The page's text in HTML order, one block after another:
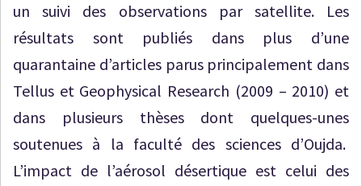
un suivi des observations par satellite. Les
résultats sont publiés dans plus d’une
quarantaine d’articles parus principalement dans
Tellus et Geophysical Research (2009 – 2010) et
dans plusieurs thèses dont quelques-unes
soutenues à la faculté des sciences d’Oujda.
L’impact de l’aérosol désertique est celui des